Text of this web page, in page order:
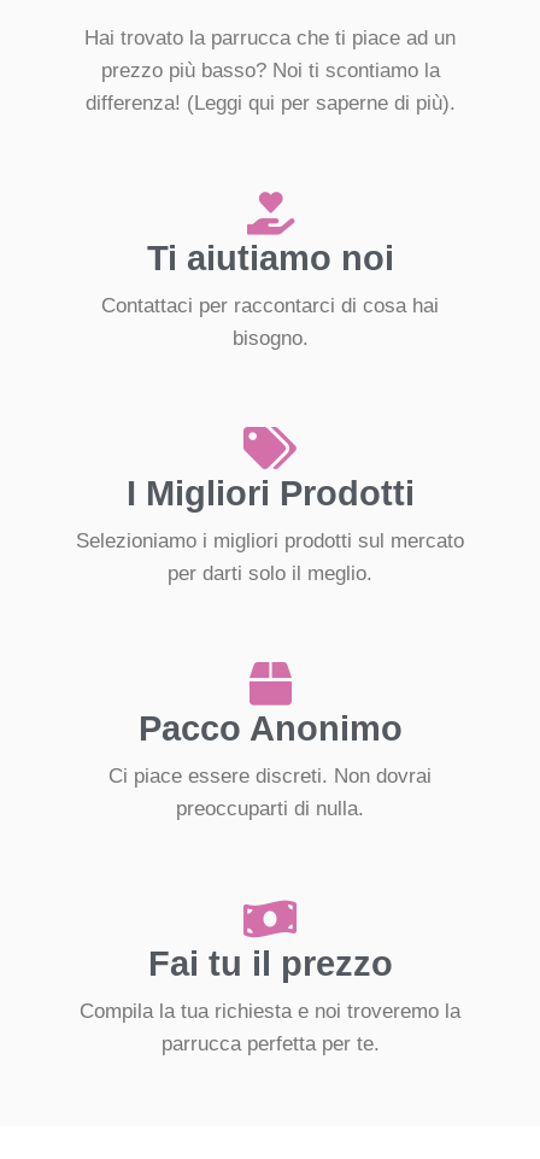
Hai trovato la parrucca che ti piace ad un
prezzo più basso? Noi ti scontiamo la
differenza! (Leggi qui per saperne di più).
Ti aiutiamo noi
Contattaci per raccontarci di cosa hai
bisogno.
I Migliori Prodotti
Selezioniamo i migliori prodotti sul mercato
per darti solo il meglio.
Pacco Anonimo
Ci piace essere discreti. Non dovrai
preoccuparti di nulla.
Fai tu il prezzo
Compila la tua richiesta e noi troveremo la
parrucca perfetta per te.